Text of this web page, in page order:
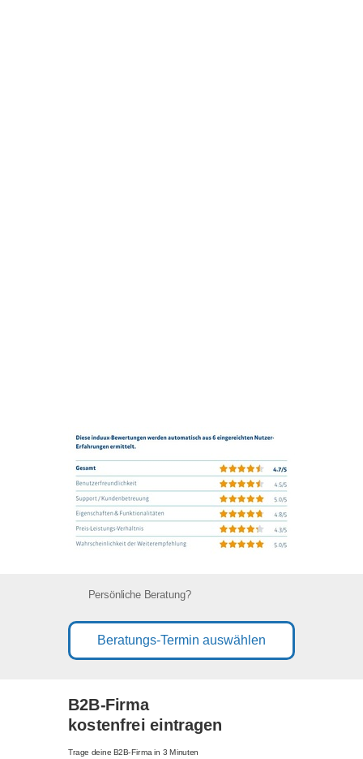
Beratungs-Termin auswählen
Persönliche Beratung?
B2B-Firma
kostenfrei eintragen
Trage deine B2B-Firma in 3 Minuten